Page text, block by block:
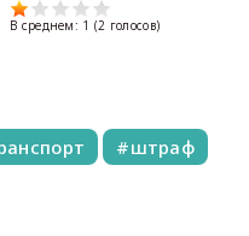
В среднем: 1 (2 голосов)
штраф